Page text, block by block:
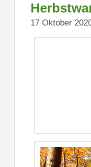
17 Oktober